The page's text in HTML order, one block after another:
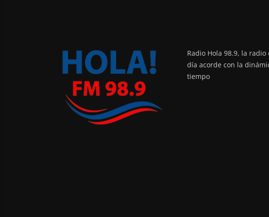
Radio Hola 98.9, la
día acorde con la
tiempo